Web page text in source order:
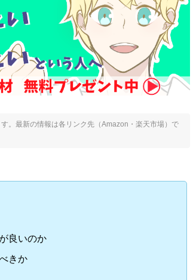
。最新の情報は各リンク先（Amazon・楽天市場）で
良いのか
きか